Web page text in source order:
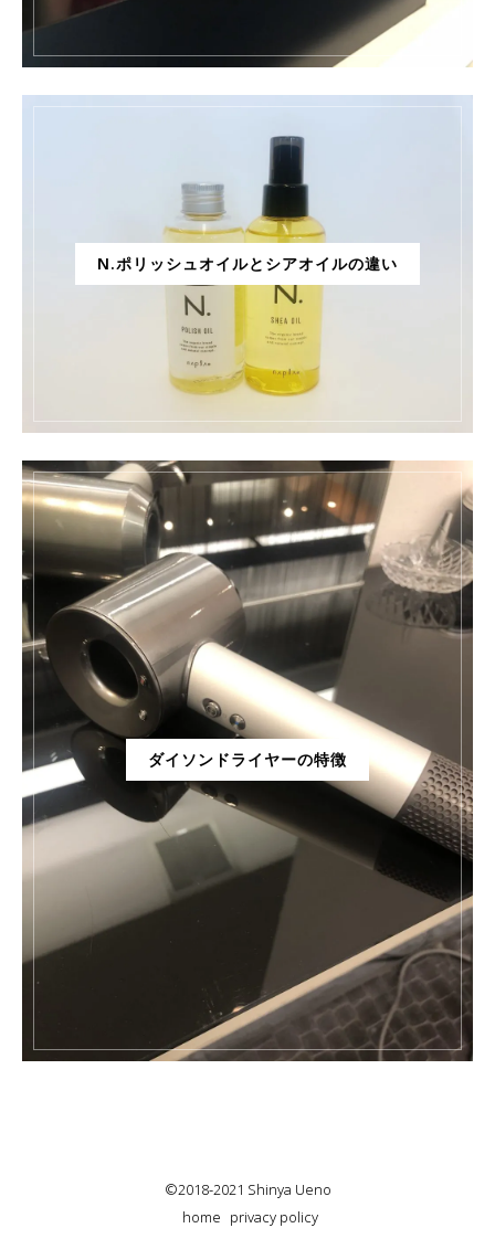
N.ポリッシュオイルとシアオイルの違い
ダイソンドライヤーの特徴
©2018-2021 Shinya Ueno
home privacy policy